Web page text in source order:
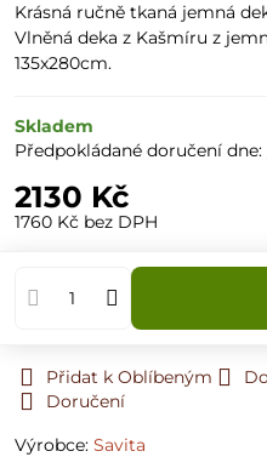
Krásná ručně tkaná jemná
Vlněná deka z Kašmíru z
135x280cm.
Skladem
Předpokládané doručení dne:
2130 Kč
1760 Kč bez DPH
Přidat k Oblíbeným
Doručení
Výrobce: Savita